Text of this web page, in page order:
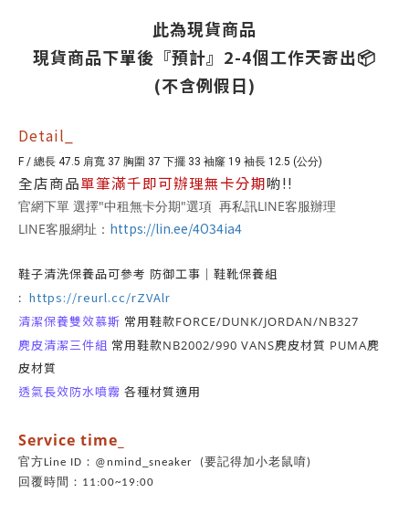
此為現貨商品
現貨商品下單後『預計』2-4個工作天寄出📦
(不含例假日)
Detail_
F / 總長 47.5 肩寬 37 胸圍 37 下擺 33 袖窿 19 袖長 12.5 (公分)
全店商品單筆滿千即可辦理無卡分期喲!!
官網下單 選擇"中租無卡分期"選項 再私訊LINE客服辦理
LINE客服網址： https://lin.ee/4O34ia4
鞋子清洗保養品可參考 防御工事｜鞋靴保養組
: https://reurl.cc/rZVAlr
清潔保養雙效慕斯 常用鞋款FORCE/DUNK/JORDAN/NB327
麂皮清潔三件組 常用鞋款NB2002/990 VANS麂皮材質 PUMA麂
皮材質
透氣長效防水噴霧 各種材質適用
Service time_
官方Line ID：@nmind_sneaker (要記得加小老鼠唷)
回覆時間：11:00~19:00